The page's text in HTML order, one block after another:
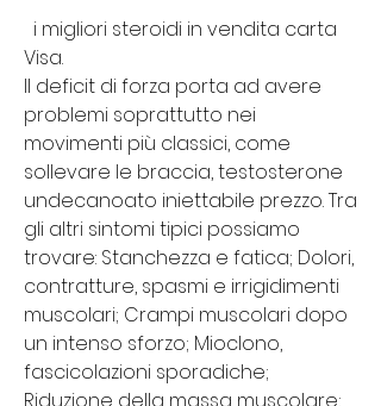
Visa.
Il deficit di forza porta ad avere
problemi soprattutto nei
movimenti più classici, come
sollevare le braccia, testosterone
undecanoato iniettabile prezzo. Tra
gli altri sintomi tipici possiamo
trovare: Stanchezza e fatica; Dolori,
contratture, spasmi e irrigidimenti
muscolari; Crampi muscolari dopo
un intenso sforzo; Mioclono,
fascicolazioni sporadiche;
Riduzione della massa muscolare;